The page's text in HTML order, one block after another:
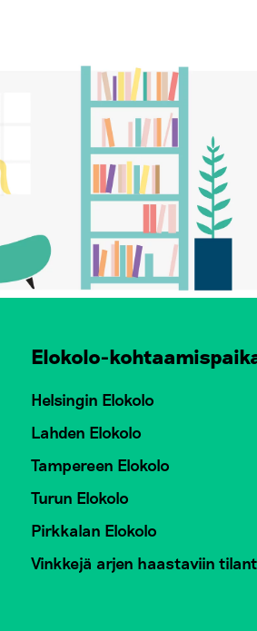
Elokolo-
Helsingin Elokolo
Lahden Elokolo
Tampereen Elokolo
Turun Elokolo
Pirkkalan Elokolo
Vinkkejä arjen haastaviin